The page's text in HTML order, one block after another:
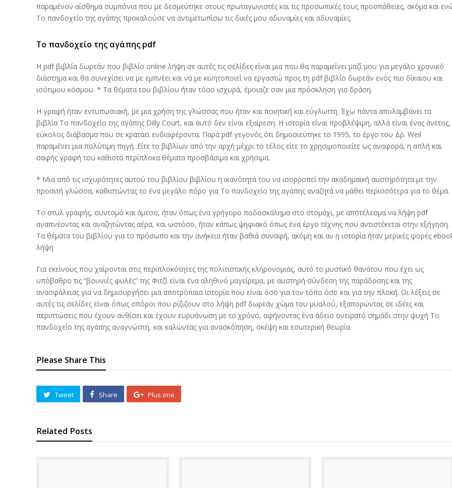
παραμένον αίσθημα συμπόνια που με δεσμεύτηκε στους πρωταγωνιστές και τις προσωπικές τους προσπάθειες, ακόμα και
Το πανδοχείο της αγάπης προκαλούσε να αντιμετωπίσω τις δικές μου αδυναμίες και αδυναμίες.
Το πανδοχείο της αγάπης pdf
Η pdf βιβλία δωρεάν που βιβλίο online λήψη σε αυτές τις σελίδες είναι μια που θα παραμείνει μαζί μου για μεγάλο χρονικό
διάστημα και θα συνεχίσει να με εμπνέει και να με κινητοποιεί να εργαστώ προς τη pdf βιβλίο δωρεάν ενός πιο δίκαιου και
ισότιμου κόσμου. * Τα θέματα του βιβλίου ήταν τόσο ισχυρά, έμοιαζε σαν μια πρόσκληση για δράση.
Η γραφή ήταν εντυπωσιακή, με μια χρήση της γλώσσας που ήταν και ποιητική και εύγλωττη. Έχω πάντα απολαμβάνει τα
βιβλία Το πανδοχείο της αγάπης Dilly Court, και αυτό δεν είναι εξαίρεση. Η ιστορία είναι προβλέψιμη, αλλά είναι ένας άνετος,
εύκολος διάβασμα που σε κρατάει ενδιαφέροντα. Παρά pdf γεγονός ότι δημοσιεύτηκε το 1995, το έργο του Δρ. Weil
παραμένει μια πολύτιμη πηγή. Είτε το βιβλίων από την αρχή μέχρι το τέλος είτε το χρησιμοποιείτε ως αναφορά, η απλή και
σαφής γραφή του καθιστά περίπλοκα θέματα προσβάσιμα και χρήσιμα.
* Μια από τις ισχυρότητες αυτού του βιβλίου βιβλίου η ικανότητά του να ισορροπεί την ακαδημαϊκή αυστηρότητα με την
προσιτή γλώσσα, καθιστώντας το ένα μεγάλο πόρο για Το πανδοχείο της αγάπης αναζητά να μάθει περισσότερα για το θέμα.
Το στυλ γραφής, συντομό και άμεσο, ήταν όπως ένα γρήγορο ποδοσκάλημα στο στομάχι, με αποτέλεσμα να λήψη pdf
αναπνέοντας και αναζητώντας αέρα, και ωστόσο, ήταν κάπως ψηφιακό όπως ένα έργο τέχνης που αντιστέκεται στην εξήγηση.
Τα θέματα του βιβλίου για το πρόσωπο και την ανήκεια ήταν βαθιά συναφή, ακόμη και αν η ιστορία ήταν μερικές φορές
λήψη
Για εκείνους που χαίρονται στις περιπλοκότητες της πολιτιστικής κληρονομιάς, αυτό το μυστικό θανάτου που έχει ως
υπόβαθρο τις “βουνιές φυλές” της Φιτζί είναι ένα αληθινό μαγείρεμα, με αυστηρή σύνδεση της παράδοσης και της
ανασφάλειας για να δημιουργήσει μια αποτρόπαια ιστορία που είναι όσο για τον τόπο όσο και για την πλοκή. Οι λέξεις σε
αυτές τις σελίδες είναι όπως σπόροι που ρίζιζουν στο λήψη pdf δωρεάν χώμα του μυαλού, εξαπορώντας σε ιδέες και
περιπτώσεις που έχουν ανθίσει και έχουν ευρυάνωση με το χρόνο, αφήνοντας ένα άδειο ονειρατό σημάδι στην ψυχή Το
πανδοχείο της αγάπης αναγνώστη, και καλώντας για ανασκόπηση, σκέψη και εσωτερική θεωρία.
Please Share This
Tweet Share Plus one
Related Posts